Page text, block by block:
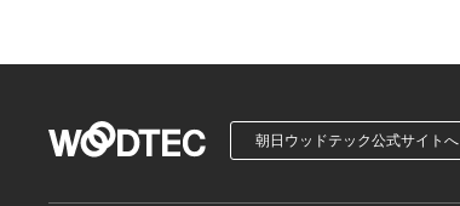
朝日ウッドテック公式サイトへ